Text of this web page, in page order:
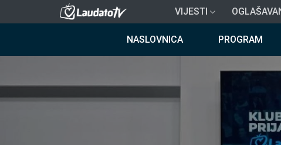
na
VIJESTI
NASLOVNICA PROGRAM